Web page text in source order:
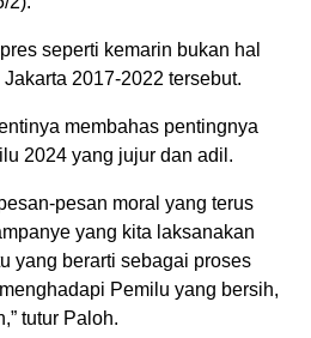
seperti kemarin bukan hal
2017-2022 tersebut.
membahas pentingnya
2024 yang jujur dan adil.
pesan moral yang terus
yang kita laksanakan
yang berarti sebagai proses
Pemilu yang bersih,
tutur Paloh.